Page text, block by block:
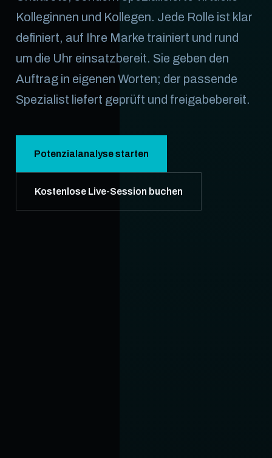
Kolleginnen und Kollegen. Jede Rolle ist klar
definiert, auf Ihre Marke trainiert und rund
um die Uhr einsatzbereit. Sie geben den
Auftrag in eigenen Worten; der passende
Spezialist liefert geprüft und freigabebereit.
Potenzialanalyse starten
Kostenlose Live-Session buchen